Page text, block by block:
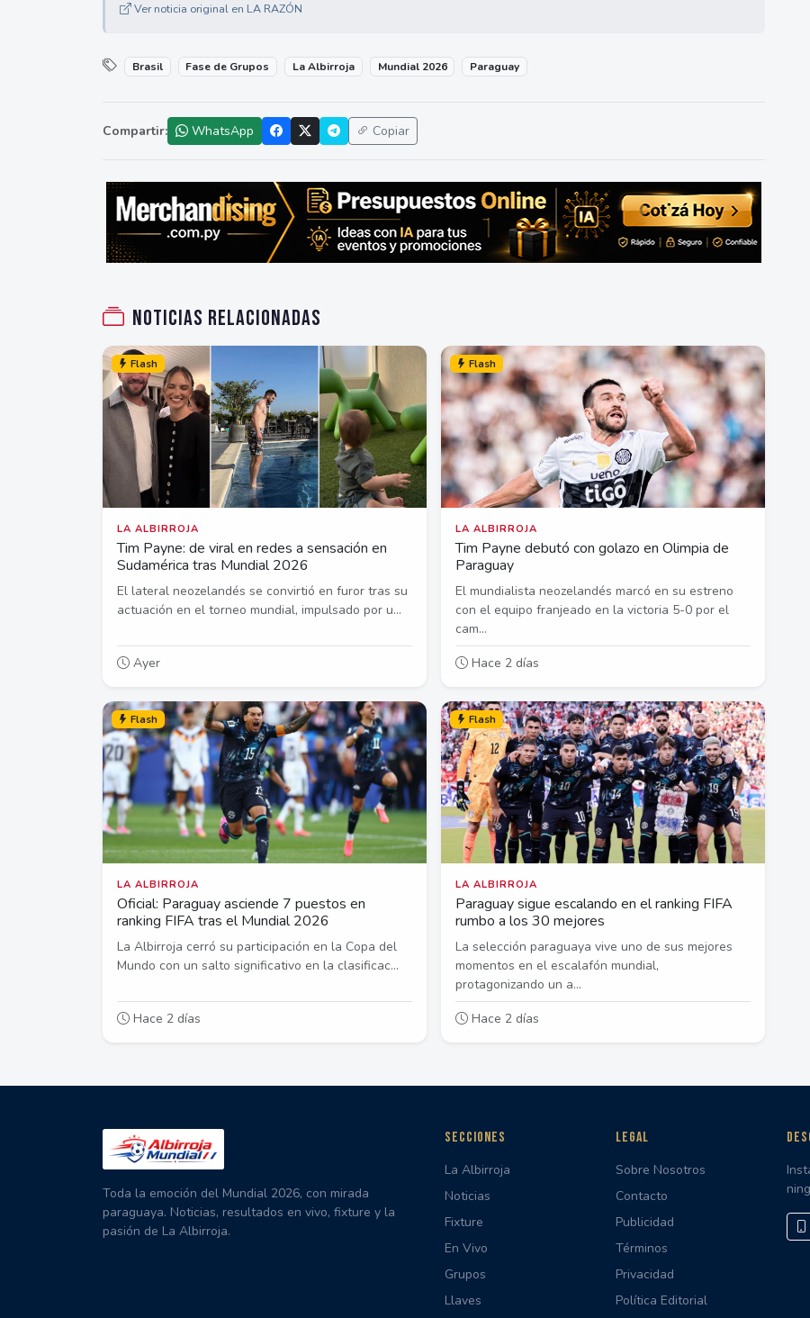
Ver noticia original en LA RAZÓN
Brasil Fase de Grupos La Albirroja Mundial 2026 Paraguay
Compartir: WhatsApp Copiar
Noticias relacionadas
Flash
LA ALBIRROJA
Tim Payne: de viral en redes a sensación en
Sudamérica tras Mundial 2026
El lateral neozelandés se convirtió en furor tras su
actuación en el torneo mundial, impulsado por u...
Ayer
Flash
LA ALBIRROJA
Tim Payne debutó con golazo en Olimpia de
Paraguay
El mundialista neozelandés marcó en su estreno
con el equipo franjeado en la victoria 5-0 por el
cam...
Hace 2 días
Flash
LA ALBIRROJA
Oficial: Paraguay asciende 7 puestos en
ranking FIFA tras el Mundial 2026
La Albirroja cerró su participación en la Copa del
Mundo con un salto significativo en la clasificac...
Hace 2 días
Flash
LA ALBIRROJA
Paraguay sigue escalando en el ranking FIFA
rumbo a los 30 mejores
La selección paraguaya vive uno de sus mejores
momentos en el escalafón mundial,
protagonizando un a...
Hace 2 días
Toda la emoción del Mundial 2026, con mirada
paraguaya. Noticias, resultados en vivo, fixture y la
pasión de La Albirroja.
SECCIONES
La Albirroja
Noticias
Fixture
En Vivo
Grupos
Llaves
LEGAL
Sobre Nosotros
Contacto
Publicidad
Términos
Privacidad
Política Editorial